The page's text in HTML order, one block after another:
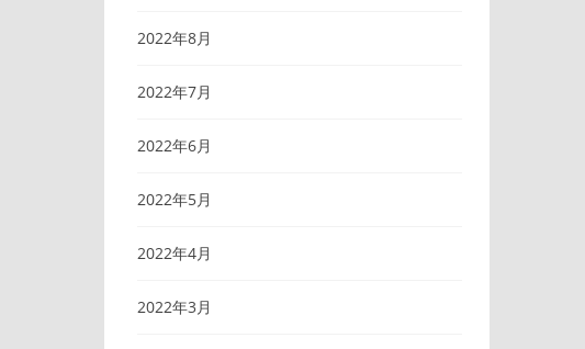
2022年8月
2022年7月
2022年6月
2022年5月
2022年4月
2022年3月